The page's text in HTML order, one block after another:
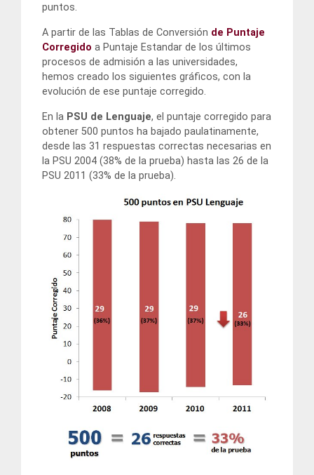
puntos.
A partir de las Tablas de Conversión de Puntaje
Corregido a Puntaje Estandar de los últimos
procesos de admisión a las universidades,
hemos creado los siguientes gráficos, con la
evolución de ese puntaje corregido.
En la PSU de Lenguaje, el puntaje corregido para
obtener 500 puntos ha bajado paulatinamente,
desde las 31 respuestas correctas necesarias en
la PSU 2004 (38% de la prueba) hasta las 26 de la
PSU 2011 (33% de la prueba).